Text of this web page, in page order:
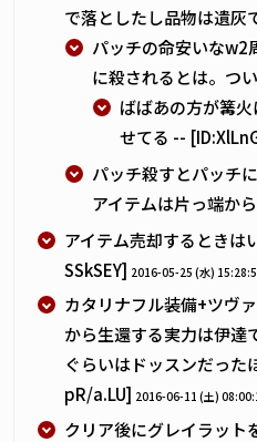
で落としたし品物は遺灰
パッチの命安いなw2
に殺されるとは。つ
ばばあの方が篝
せてる --
パッチ殺すとパッチ
アイテムは片っ端か
アイテム売却するときは
SSkSEY] 2016-05-25 (水)
カタリナフル装備+ツヴ
から生還する実力は伊達
ぐらいはドッスンだった
pR/a.LU] 2016-06-11 (土)
クリア後にグレイラット